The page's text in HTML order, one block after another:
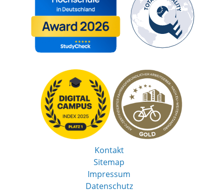
Kontakt
Sitemap
Impressum
Datenschutz